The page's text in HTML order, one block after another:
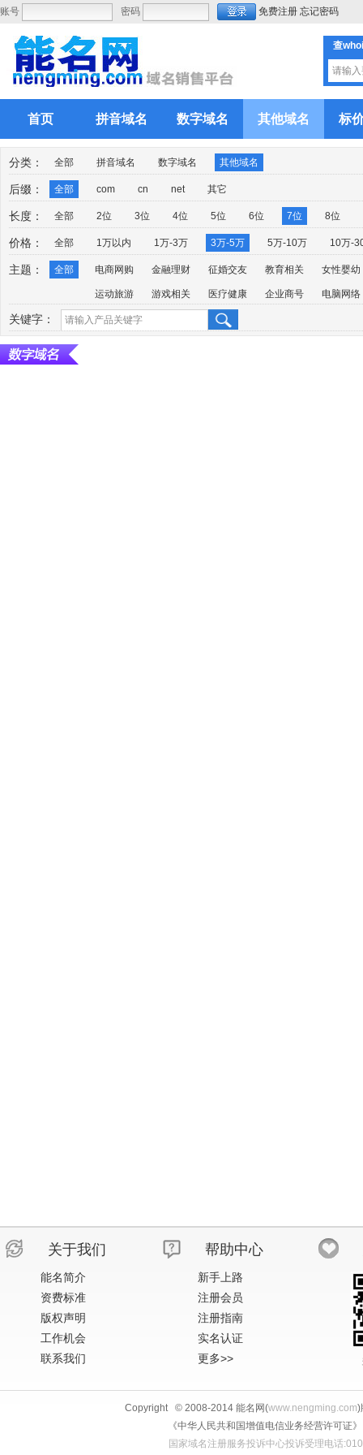
账号 密码 免费注册 忘记密码
查
首页 拼音域名 数字域名 其他域名 标
分类： 全部 拼音域名 数字域名 其他域名
后缀： 全部 com cn net 其它
长度： 全部 2位 3位 4位 5位 6位 7位 8位
价格： 全部 1万以内 1万-3万 3万-5万 5万-10万 10万-
主题： 全部 电商网购 金融理财 征婚交友 教育相关 女性婴幼
运动旅游 游戏相关 医疗健康 企业商号 电脑网络
关键字：
关于我们
能名简介
资费标准
版权声明
工作机会
联系我们
帮助中心
新手上路
注册会员
注册指南
实名认证
更多>>
Copyright © 2008-2014 能名网(www.nengming.com)
《中华人民共和国增值电信业务经营许可
国家域名注册服务投诉中心投诉受理电话